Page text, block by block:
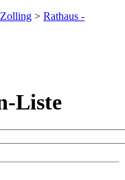
> Rathaus -
Liste